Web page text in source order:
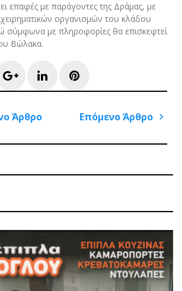
επαφές με παράγοντες της Δράμας, με
οργανισμών του κλάδου
σύμφωνα με πληροφορίες θα επισκεφτεί
Βώλακα.
Google+LinkedInPinterest
Άρθρο
Επόμενο Άρθρο